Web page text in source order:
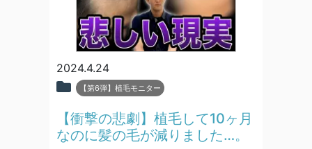
2024.4.24
【第6弾】植毛モニター
【衝撃の悲劇】植毛して10ヶ月
なのに髪の毛が減りました…。